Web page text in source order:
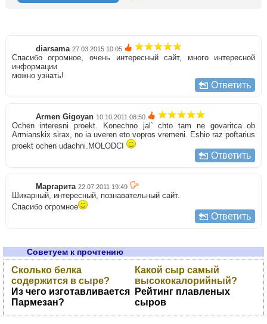
diarsama 27.03.2015 10:05
Спасибо огромное, очень интересный сайт, много интересной
информации
можно узнать!
Ответить
Armen Gigoyan 10.10.2011 08:50
Ochen interesni proekt. Konechno jal` chto tam ne govaritca ob
Armianskix sirax, no ia uveren eto vopros vremeni. Eshio raz poftarius
proekt ochen udachni.MOLODCI
Ответить
Маргарита 22.07.2011 19:49
Шикарный, интересный, познавательный сайт.
Спасибо огромное
Ответить
Советуем к прочтению
Сколько белка
содержится в сыре?
Из чего изготавливается
Пармезан?
Какой сыр самый
высококалорийный?
Рейтинг плавленых
сыров